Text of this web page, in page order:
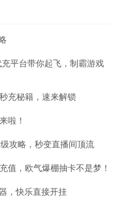
平台带你起飞，制霸游戏
充秘籍，速来解锁
啦！
攻略，秒变直播间顶流
值，欧气爆棚抽卡不是梦！
，快乐直接开挂